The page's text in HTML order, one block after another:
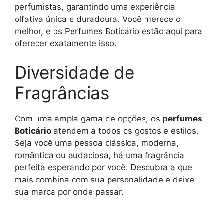
perfumistas, garantindo uma experiência
olfativa única e duradoura. Você merece o
melhor, e os Perfumes Boticário estão aqui para
oferecer exatamente isso.
Diversidade de
Fragrâncias
Com uma ampla gama de opções, os perfumes
Boticário atendem a todos os gostos e estilos.
Seja você uma pessoa clássica, moderna,
romântica ou audaciosa, há uma fragrância
perfeita esperando por você. Descubra a que
mais combina com sua personalidade e deixe
sua marca por onde passar.